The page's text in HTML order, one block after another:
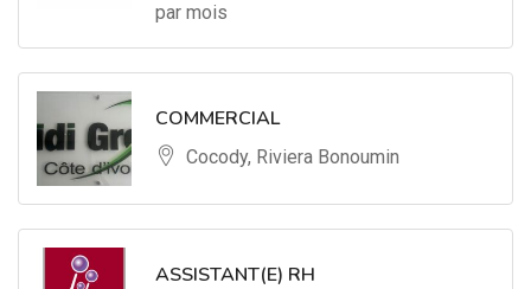
par mois
COMMERCIAL
Cocody, Riviera Bonoumin
ASSISTANT(E) RH